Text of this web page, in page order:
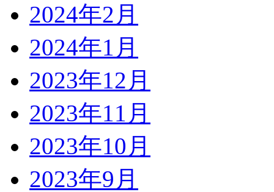
2024年2月
2024年1月
2023年12月
2023年11月
2023年10月
2023年9月